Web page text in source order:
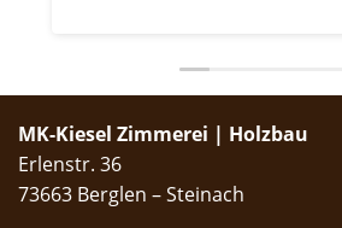
einbauen lassen. Morgens um
ist eine wahre Freude. Sie
gelassen, professionel, zügig
Holzgewerbe sagt- astrein.
werde jederzeit wieder zu
MK-Kiesel Zimmerei | Holzbau
Erlenstr. 36
73663 Berglen – Steinach